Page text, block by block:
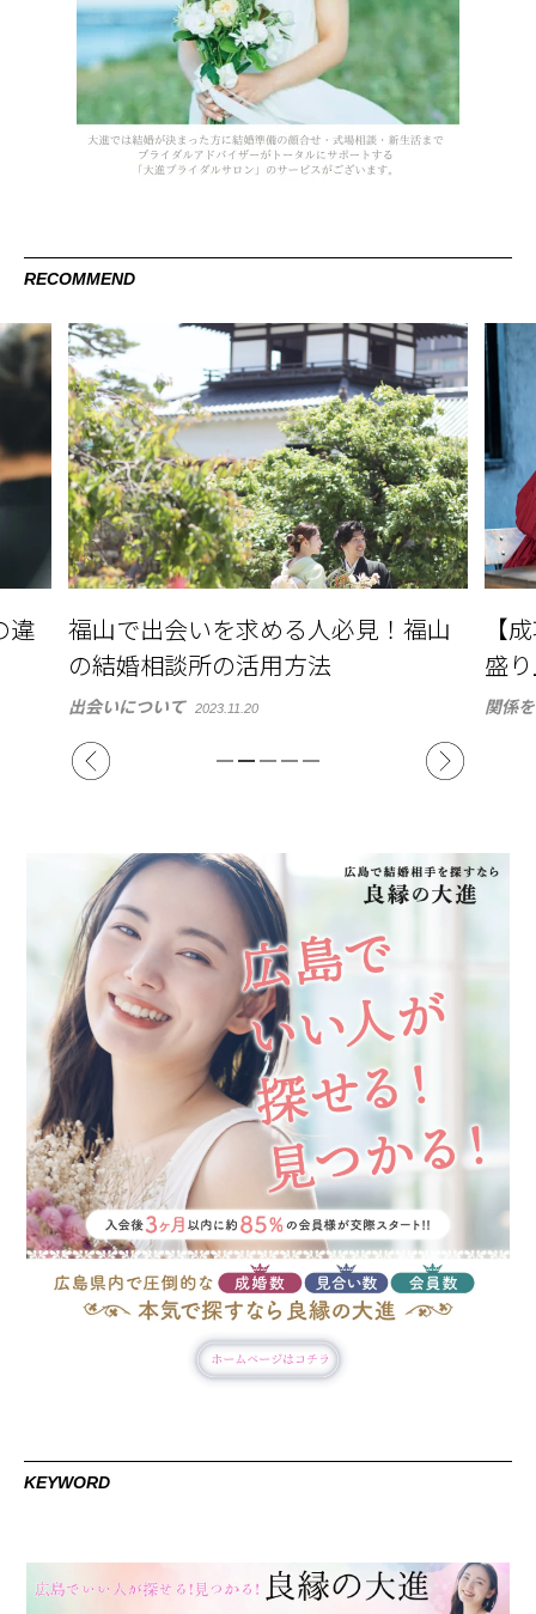
RECOMMEND
山
【成功したい婚活】婚活中の会話の
盛り上げ方
関係をはぐくむために 2023.11.14
結
出会
KEYWORD